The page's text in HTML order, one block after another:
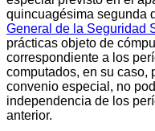
quincuagésima segunda
General de la Seguridad
prácticas objeto de
correspondiente a los
computados, en su caso,
convenio especial, no
independencia de los
anterior.